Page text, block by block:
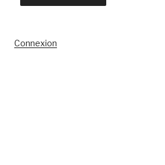
Connexion